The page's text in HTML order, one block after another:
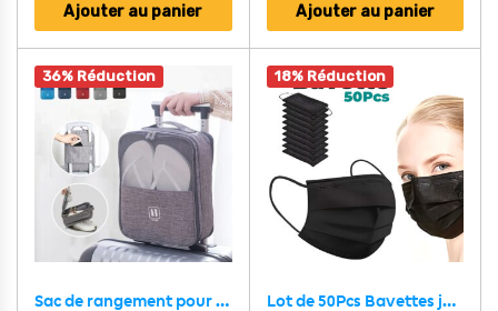
Ajouter au panier Ajouter au panier
36% Réduction
Sac de rangement pour chaussures de voyage
18% Réduction
Lot de 50Pcs Bavettes jetables à trois couches – علبة كمامات سوداء